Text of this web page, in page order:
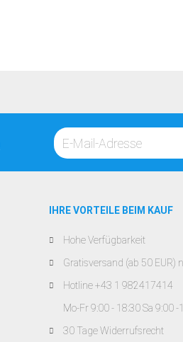
IHRE VORTEILE BEIM KAUF
Hohe Verfügbarkeit
Gratisversand (ab 50 EUR)
Hotline +43 1 982417414
Mo-Fr 9:00 - 18:30 Sa 9:00 -
30 Tage Widerrufsrecht